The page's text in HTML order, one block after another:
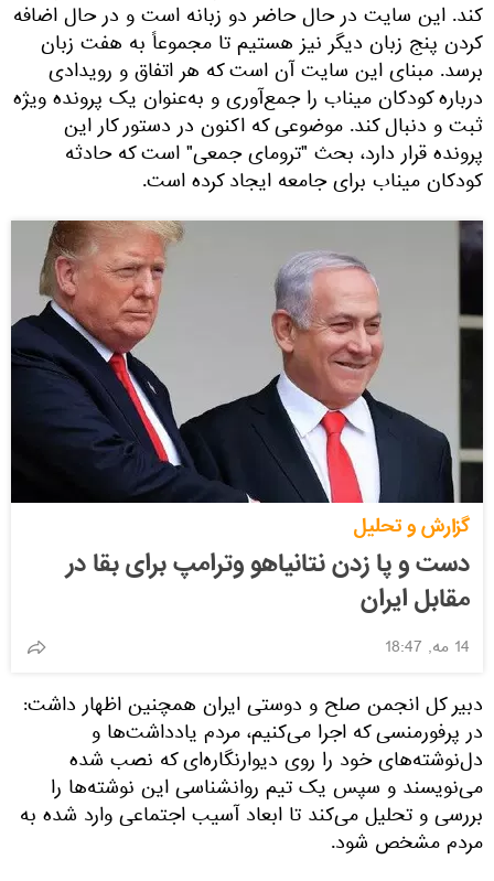
کند. این سایت در حال حاضر دو زبانه است و در حال اضافه
کردن پنج زبان دیگر نیز هستیم تا مجموعاً به هفت زبان
برسد. مبنای این سایت آن است که هر اتفاق و رویدادی
درباره کودکان میناب را جمع‌آوری و به‌عنوان یک پرونده ویژه
ثبت و دنبال کند. موضوعی که اکنون در دستور کار این
پرونده قرار دارد، بحث "ترومای جمعی" است که حادثه
کودکان میناب برای جامعه ایجاد کرده است.
گزارش و تحلیل
دست و پا زدن نتانیاهو وترامپ برای بقا در
مقابل ایران
14 مه, 18:47
دبیر کل انجمن صلح و دوستی ایران همچنین اظهار داشت:
در پرفورمنسی که اجرا می‌کنیم، مردم یادداشت‌ها و
دل‌نوشته‌های خود را روی دیوارنگاره‌ای که نصب شده
می‌نویسند و سپس یک تیم روانشناسی این نوشته‌ها را
بررسی و تحلیل می‌کند تا ابعاد آسیب اجتماعی وارد شده به
مردم مشخص شود.